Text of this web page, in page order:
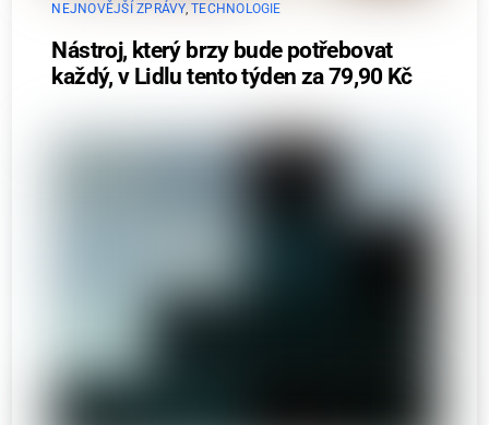
NEJNOVĚJŠÍ ZPRÁVY,TECHNOLOGIE
Nástroj, který brzy bude potřebovat
každý, v Lidlu tento týden za 79,90 Kč